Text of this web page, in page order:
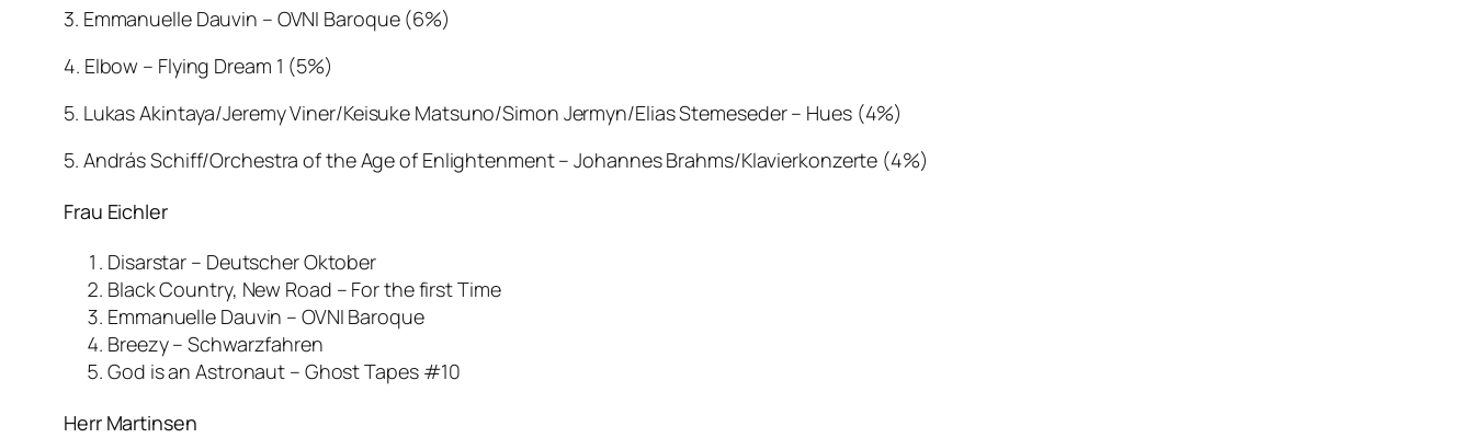
3. Emmanuelle Dauvin – OVNI Baroque (6%)
4. Elbow – Flying Dream 1 (5%)
5. Lukas Akintaya/Jeremy Viner/Keisuke Matsuno/Simon Jermyn/Elias Stemeseder – Hues (4%)
5. András Schiff/Orchestra of the Age of Enlightenment – Johannes Brahms/Klavierkonzerte (4%)
Frau Eichler
Disarstar – Deutscher Oktober
Black Country, New Road – For the first Time
Emmanuelle Dauvin – OVNI Baroque
Breezy – Schwarzfahren
God is an Astronaut – Ghost Tapes #10
Herr Martinsen